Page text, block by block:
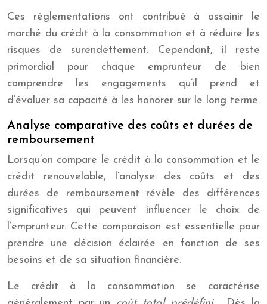
Ces réglementations ont contribué à assainir le
marché du crédit à la consommation et à réduire les
risques de surendettement. Cependant, il reste
primordial pour chaque emprunteur de bien
comprendre les engagements qu’il prend et
d’évaluer sa capacité à les honorer sur le long terme.
Analyse comparative des coûts et durées de
remboursement
Lorsqu’on compare le crédit à la consommation et le
crédit renouvelable, l’analyse des coûts et des
durées de remboursement révèle des différences
significatives qui peuvent influencer le choix de
l’emprunteur. Cette comparaison est essentielle pour
prendre une décision éclairée en fonction de ses
besoins et de sa situation financière.
Le crédit à la consommation se caractérise